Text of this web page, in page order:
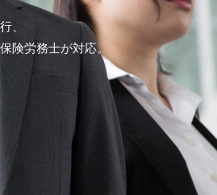
、
険労務士が対応。